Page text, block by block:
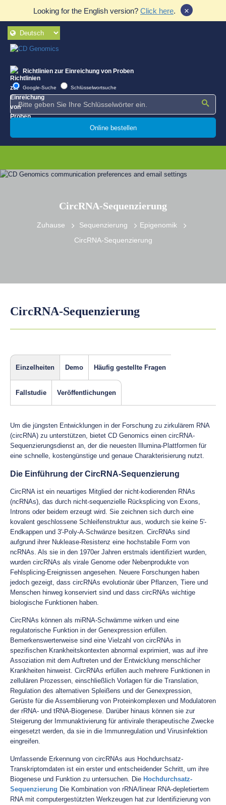
Looking for the English version? Click here. ×
Richtlinien zur Einreichung von Proben
Google-Suche Schlüsselwortsuche
Online bestellen
CircRNA-Sequenzierung
Zuhause Sequenzierung
Epigenomik
CircRNA-Sequenzierung
CircRNA-Sequenzierung
Einzelheiten Demo Häufig gestellte Fragen
Fallstudie Veröffentlichungen
Um die jüngsten Entwicklungen in der Forschung zu zirkulärem RNA
(circRNA) zu unterstützen, bietet CD Genomics einen circRNA-
Sequenzierungsdienst an, der die neuesten Illumina-Plattformen für
eine schnelle, kostengünstige und genaue Charakterisierung nutzt.
Die Einführung der CircRNA-Sequenzierung
CircRNA ist ein neuartiges Mitglied der nicht-kodierenden RNAs
(ncRNAs), das durch nicht-sequenzielle Rücksplicing von Exons,
Introns oder beidem erzeugt wird. Sie zeichnen sich durch eine
kovalent geschlossene Schleifenstruktur aus, wodurch sie keine 5'-
Endkappen und 3'-Poly-A-Schwänze besitzen. CircRNAs sind
aufgrund ihrer Nuklease-Resistenz eine hochstabile Form von
ncRNAs. Als sie in den 1970er Jahren erstmals identifiziert wurden,
wurden circRNAs als virale Genome oder Nebenprodukte von
Fehlsplicing-Ereignissen angesehen. Neuere Forschungen haben
jedoch gezeigt, dass circRNAs evolutionär über Pflanzen, Tiere und
Menschen hinweg konserviert sind und dass circRNAs wichtige
biologische Funktionen haben.
CircRNAs können als miRNA-Schwämme wirken und eine
regulatorische Funktion in der Genexpression erfüllen.
Bemerkenswerterweise sind eine Vielzahl von circRNAs in
spezifischen Krankheitskontexten abnormal exprimiert, was auf ihre
Assoziation mit dem Auftreten und der Entwicklung menschlicher
Krankheiten hinweist. CircRNAs erfüllen auch mehrere Funktionen in
zellulären Prozessen, einschließlich Vorlagen für die Translation,
Regulation des alternativen Spleißens und der Genexpression,
Gerüste für die Assemblierung von Proteinkomplexen und Modulatoren
der rRNA- und tRNA-Biogenese. Darüber hinaus können sie zur
Steigerung der Immunaktivierung für antivirale therapeutische Zwecke
eingesetzt werden, da sie in die Immunregulation und Virusinfektion
eingreifen.
Umfassende Erkennung von circRNAs aus Hochdurchsatz-
Transkriptomdaten ist ein erster und entscheidender Schritt, um ihre
Biogenese und Funktion zu untersuchen. Die Hochdurchsatz-
Sequenzierung Die Kombination von rRNA/linear RNA-depletiertem
RNA mit computergestützten Werkzeugen hat zur Identifizierung von